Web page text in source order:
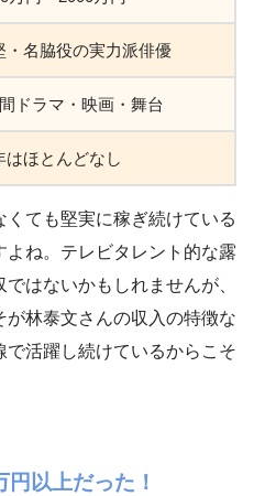
・名脇役の実力派俳優
ドラマ・映画・舞台
はほとんどなし
ても堅実に稼ぎ続けている
ね。テレビタレント的な露
はないかもしれませんが、
林泰文さんの収入の特徴な
活躍し続けているからこそ
以上だった！